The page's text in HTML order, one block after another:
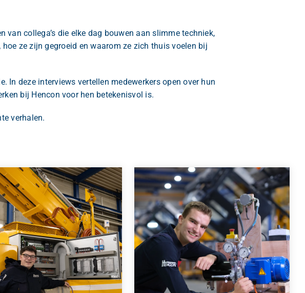
collega’s die elke dag bouwen aan slimme techniek,
ze zijn gegroeid en waarom ze zich thuis voelen bij
In deze interviews vertellen medewerkers open over hun
bij Hencon voor hen betekenisvol is.
verhalen.